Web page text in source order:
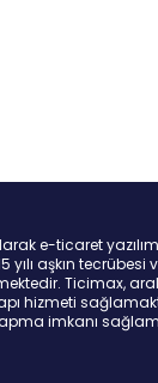
e-ticaret
yılı aşkın
Ticimax,
hizmeti
imkanı